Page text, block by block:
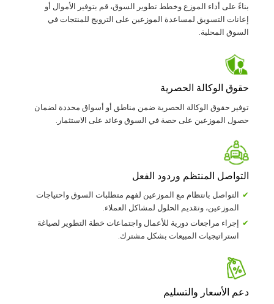
بناءً على أداء الموزع وخطط تطوير السوق، قم بتوفير الأموال أو
إعانات التسويق لمساعدة الموزعين على الترويج للمنتجات في
السوق المحلية.
حقوق الوكالة الحصرية
توفير حقوق الوكالة الحصرية ضمن مناطق أو أسواق محددة لضمان
حصول الموزعين على حصة في السوق وعائد على الاستثمار.
التواصل المنتظم وردود الفعل
التواصل بانتظام مع الموزعين لفهم متطلبات السوق واحتياجات
الموزعين، وتقديم الحلول لمشاكل العملاء.
إجراء مراجعات دورية للأعمال واجتماعات خطة التطوير لصياغة
استراتيجيات المبيعات بشكل مشترك.
دعم الأسعار والتسليم